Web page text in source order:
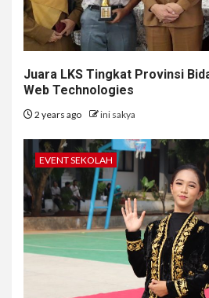
Juara LKS Tingkat Provinsi
Web Technologies
2 years ago ini sakya
EVENT SEKOLAH